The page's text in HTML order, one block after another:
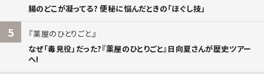
腸のどこが凝ってる? 便秘に悩んだときの「ほぐし技」
5
薬屋のひとりごと
なぜ「毒見役」だった?『薬屋のひとりごと』日向夏さんが歴史ツアー
へ!